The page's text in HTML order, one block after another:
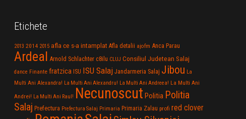
Etichete
2013 2014 2015 afla ce s-a intamplat Afla detalii ajofm Anca Parau
Ardeal Arnold Schlachter c8ilu CLUJ Consiliul Judetean Salaj
dance Finante fratzica ISU ISU Salaj Jandarmeria Salaj Jibou La
Multi Ani Alexandra! La Multi Ani Alexandru! La Multi Ani Andreea! La Multi Ani
Andrei! La Multi Ani Raul! Necunoscut Politia Politia
Salaj Prefectura Prefectura Salaj Primaria Primaria Zalau profi red clover